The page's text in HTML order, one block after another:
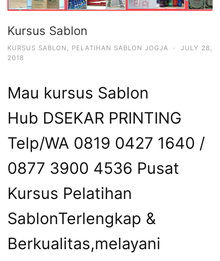
Kursus Sablon
KURSUS SABLON PELATIHAN SABLON JOGJA ·
JULY 28,
2018
Mau kursus Sablon
Hub DSEKAR PRINTING
Telp/WA 0819 0427 1640 /
0877 3900 4536 Pusat
Kursus Pelatihan
SablonTerlengkap &
Berkualitas,melayani